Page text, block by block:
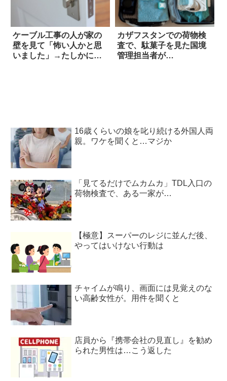
ケーブル工事の人が家の
壁を見て「怖い人かと思
いました」→たしかに怖
カザフスタンでの荷物検
査で、駄菓子を見た国境
管理担当者が…
16歳くらいの娘を叱り続ける外国人両
親。ワケを聞くと…マジか
「見てるだけでムカムカ」TDL入口の
荷物検査で、ある一家が…
【極意】スーパーのレジに並んだ後、
やってはいけない行動は
チャイムが鳴り、画面には見覚えのな
い高齢女性が。用件を聞くと
店員から『携帯会社の見直し』を勧め
られた男性は…こう返した